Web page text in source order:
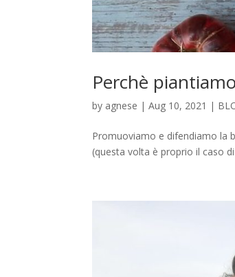
Perchè
by agnese |Aug 10, 2021 |
Promuoviamo e difendiamo la
(questa volta è proprio il caso